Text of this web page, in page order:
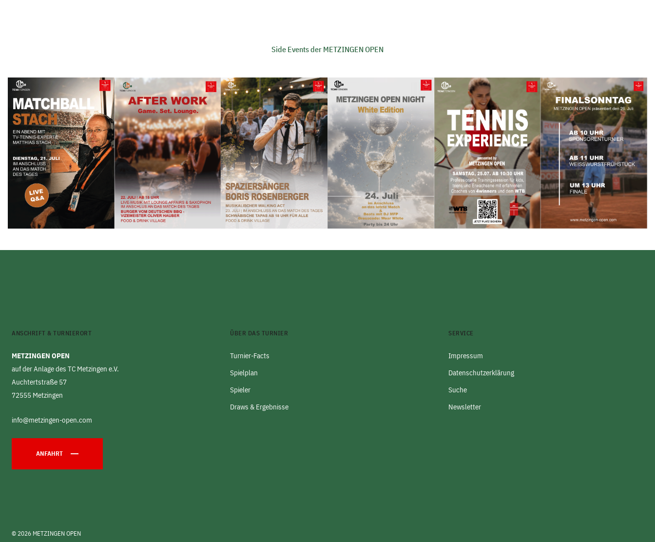
Side Events der METZINGEN OPEN
ANSCHRIFT & TURNIERORT
METZINGEN OPEN
auf der Anlage des TC Metzingen e.V.
Auchtertstraße 57
72555 Metzingen
info@metzingen-open.com
ANFAHRT
ÜBER DAS TURNIER
Turnier-Facts
Spielplan
Spieler
Draws & Ergebnisse
SERVICE
Impressum
Datenschutzerklärung
Suche
Newsletter
© 2026 METZINGEN OPEN